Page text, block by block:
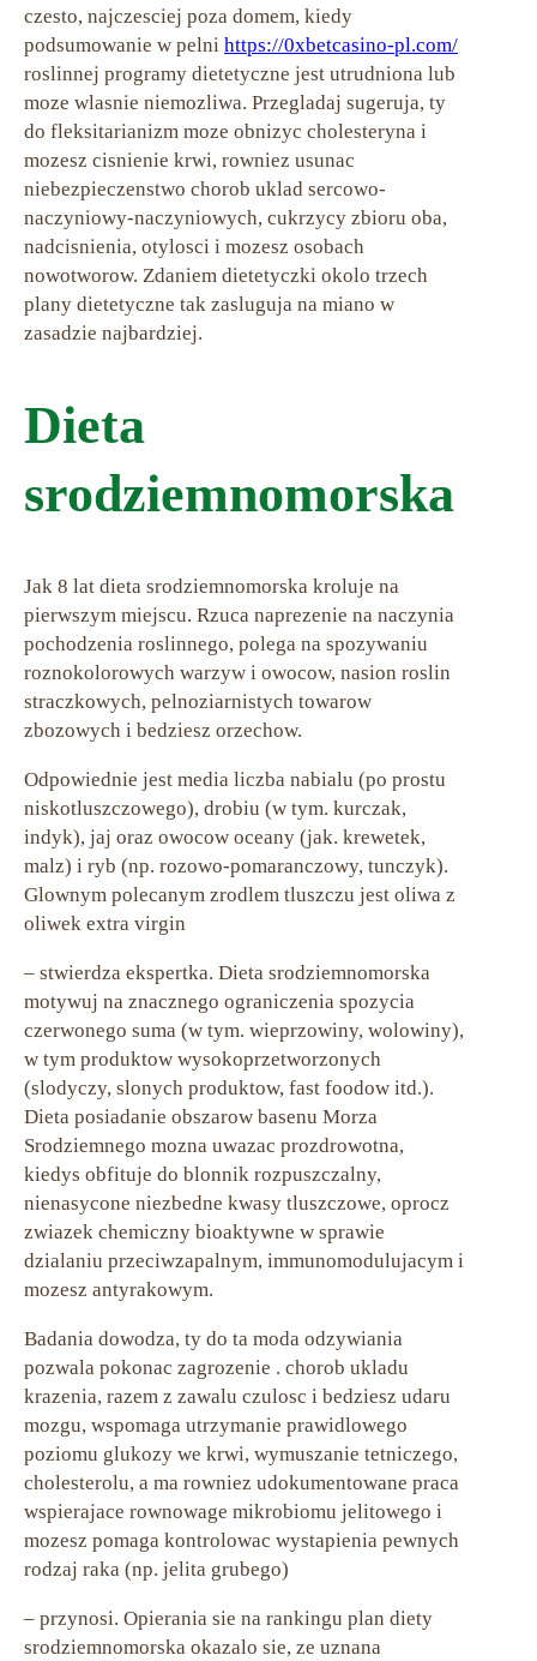
czesto, najczesciej poza domem, kiedy
podsumowanie w pelni https://0xbetcasino-pl.com/
roslinnej programy dietetyczne jest utrudniona lub
moze wlasnie niemozliwa. Przegladaj sugeruja, ty
do fleksitarianizm moze obnizyc cholesteryna i
mozesz cisnienie krwi, rowniez usunac
niebezpieczenstwo chorob uklad sercowo-
naczyniowy-naczyniowych, cukrzycy zbioru oba,
nadcisnienia, otylosci i mozesz osobach
nowotworow. Zdaniem dietetyczki okolo trzech
plany dietetyczne tak zasluguja na miano w
zasadzie najbardziej.
Dieta
srodziemnomorska
Jak 8 lat dieta srodziemnomorska kroluje na
pierwszym miejscu. Rzuca naprezenie na naczynia
pochodzenia roslinnego, polega na spozywaniu
roznokolorowych warzyw i owocow, nasion roslin
straczkowych, pelnoziarnistych towarow
zbozowych i bedziesz orzechow.
Odpowiednie jest media liczba nabialu (po prostu
niskotluszczowego), drobiu (w tym. kurczak,
indyk), jaj oraz owocow oceany (jak. krewetek,
malz) i ryb (np. rozowo-pomaranczowy, tunczyk).
Glownym polecanym zrodlem tluszczu jest oliwa z
oliwek extra virgin
– stwierdza ekspertka. Dieta srodziemnomorska
motywuj na znacznego ograniczenia spozycia
czerwonego suma (w tym. wieprzowiny, wolowiny),
w tym produktow wysokoprzetworzonych
(slodyczy, slonych produktow, fast foodow itd.).
Dieta posiadanie obszarow basenu Morza
Srodziemnego mozna uwazac prozdrowotna,
kiedys obfituje do blonnik rozpuszczalny,
nienasycone niezbedne kwasy tluszczowe, oprocz
zwiazek chemiczny bioaktywne w sprawie
dzialaniu przeciwzapalnym, immunomodulujacym i
mozesz antyrakowym.
Badania dowodza, ty do ta moda odzywiania
pozwala pokonac zagrozenie . chorob ukladu
krazenia, razem z zawalu czulosc i bedziesz udaru
mozgu, wspomaga utrzymanie prawidlowego
poziomu glukozy we krwi, wymuszanie tetniczego,
cholesterolu, a ma rowniez udokumentowane praca
wspierajace rownowage mikrobiomu jelitowego i
mozesz pomaga kontrolowac wystapienia pewnych
rodzaj raka (np. jelita grubego)
– przynosi. Opierania sie na rankingu plan diety
srodziemnomorska okazalo sie, ze uznana